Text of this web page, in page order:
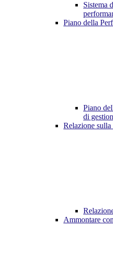
Sistema
Piano della
Piano
di
Relazione sulla
Ammontare